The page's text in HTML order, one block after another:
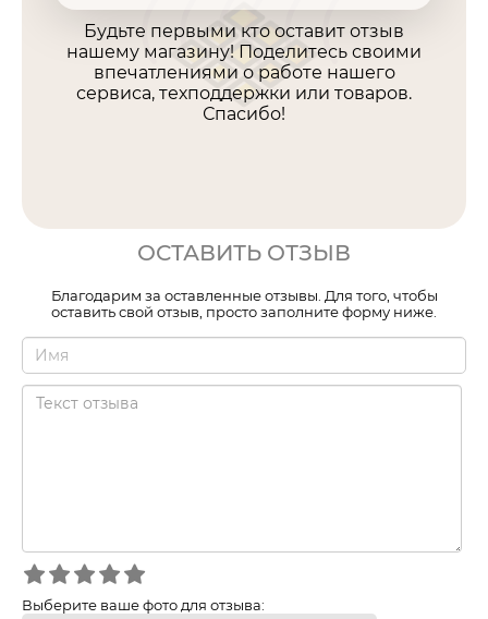
Будьте первыми кто оставит отзыв
нашему магазину! Поделитесь своими
впечатлениями о работе нашего
сервиса, техподдержки или товаров.
Спасибо!
ОСТАВИТЬ ОТЗЫВ
Благодарим за оставленные отзывы. Для того, чтобы
оставить свой отзыв, просто заполните форму ниже.
Выберите ваше фото для отзыва: